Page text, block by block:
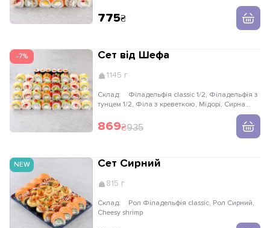
775
-7% Сет від Шефа
1145 г
Склад:
тунцем 1/2, Філа з креветкою, Мідорі, Сирна
869 935
NEW Сет Сирний
815 г
Склад:
Cheesy shrimp